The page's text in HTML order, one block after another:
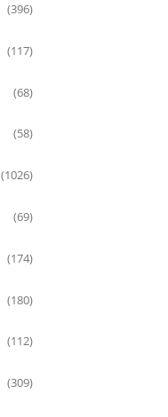
(396)
(117)
(68)
(58)
(1026)
(69)
(174)
(180)
(112)
(309)